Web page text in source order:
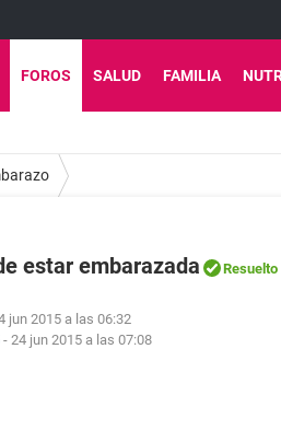
FOROS SALUD FAMILIA
estar embarazada Resuelto
jun 2015 a las 06:32
- 24 jun 2015 a las 07:08